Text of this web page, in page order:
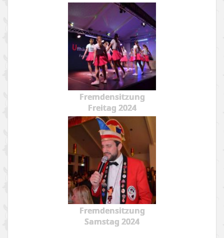
Fremdensitzung
Freitag 2024
Fremdensitzung
Samstag 2024